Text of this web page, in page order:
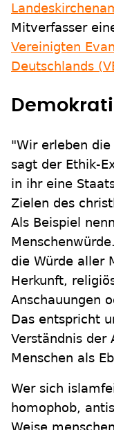
Mitverfasser
Vereinigten
Deutschlands
"Wir erleben
sagt der Ethik-
in ihr eine
Zielen des
Als Beispiel
die Würde aller
Herkunft,
Anschauungen
Das entspricht
Verständnis der
Menschen als
Wer sich
homophob,
Weise